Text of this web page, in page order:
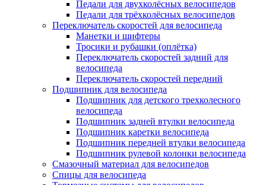
Педали для двухколёсных велосипедов
Педали для трёхколёсных велосипедов
Переключатель скоростей для велосипеда
Манетки и шифтеры
Тросики и рубашки (оплётка)
Переключатель скоростей задний для
велосипеда
Переключатель скоростей передний
Подшипник для велосипеда
Подшипник для детского трехколесного
велосипеда
Подшипник задней втулки велосипеда
Подшипник каретки велосипеда
Подшипник передней втулки велосипеда
Подшипник рулевой колонки велосипеда
Смазочный материал для велосипедов
Спицы для велосипеда